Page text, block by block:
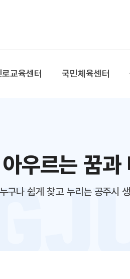
로교육센터 국민체육센터
우르는 꿈과
누구나 쉽게 찾고 누리는 공주시